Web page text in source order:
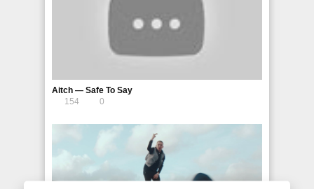
Aitch — Safe To Say
154
0